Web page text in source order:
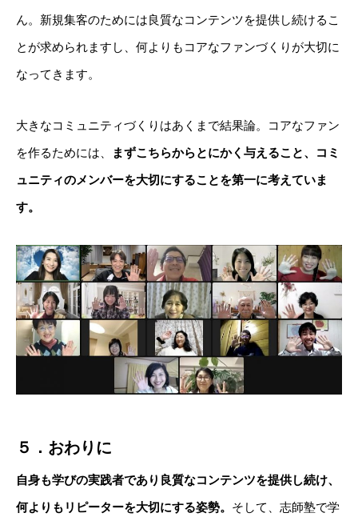
ん。新規集客のためには良質なコンテンツを提供し続けるこ
とが求められますし、何よりもコアなファンづくりが大切に
なってきます。
大きなコミュニティづくりはあくまで結果論。コアなファン
を作るためには、
まずこちらからとにかく与えること、コミ
ュニティのメンバーを大切にすることを第一に考えていま
す。
５．おわりに
自身も学びの実践者であり良質なコンテンツを提供し続け、
何よりもリピーターを大切にする姿勢。 そして、志師塾で学